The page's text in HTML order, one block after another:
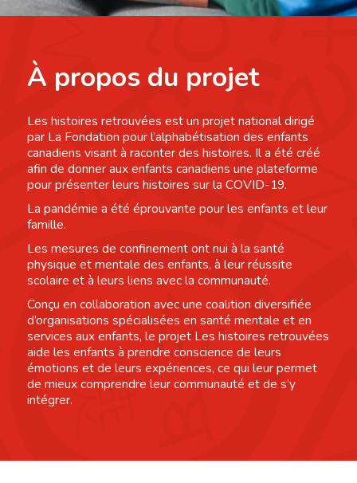
À propos du projet
Les histoires retrouvées est un projet national dirigé
par La Fondation pour l’alphabétisation des enfants
canadiens visant à raconter des histoires. Il a été créé
afin de donner aux enfants canadiens une plateforme
pour présenter leurs histoires sur la COVID-19.
La pandémie a été éprouvante pour les enfants et leur
famille.
Les mesures de confinement ont nui à la santé
physique et mentale des enfants, à leur réussite
scolaire et à leurs liens avec la communauté.
Conçu en collaboration avec une coalition diversifiée
d’organisations spécialisées en santé mentale et en
services aux enfants, le projet Les histoires retrouvées
aide les enfants à prendre conscience de leurs
émotions et de leurs expériences, ce qui leur permet
de mieux comprendre leur communauté et de s’y
intégrer.